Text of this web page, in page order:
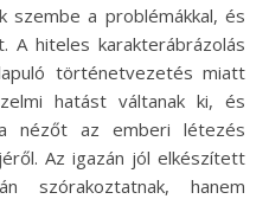
szembe a problémákkal, és
A hiteles karakterábrázolás
történetvezetés miatt
hatást váltanak ki, és
nézőt az emberi létezés
Az igazán jól elkészített
szórakoztatnak, hanem